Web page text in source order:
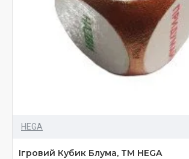
HEGA
Ігровий Кубик Блума, ТМ HEGA